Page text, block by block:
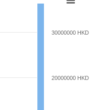
20000000 HKD
30000000 HKD